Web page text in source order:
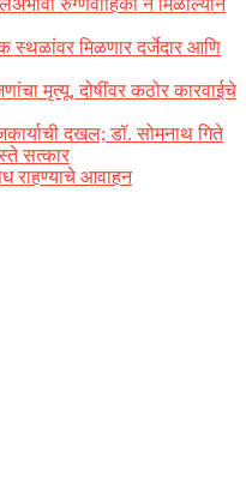
रुग्णवाहिका न मिळाल्याने
स्थळांवर मिळणार दर्जेदार आणि
मृत्यू, दोषींवर कठोर कारवाईचे
दखल; डॉ. सोमनाथ गिते
सत्कार
राहण्याचे आवाहन